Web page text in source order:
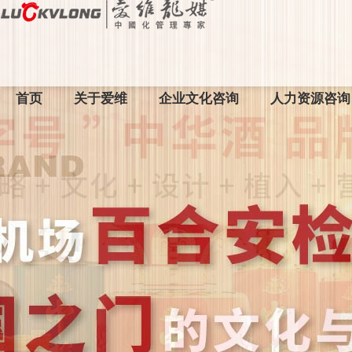
首页 关于爱维 企业文化咨询 人力资源咨询